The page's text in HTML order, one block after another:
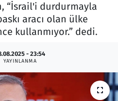
“İsrail'i durdurmayla
aracı olan ülke
kullanmıyor.” dedi.
- 23:54
YAYINLANMA